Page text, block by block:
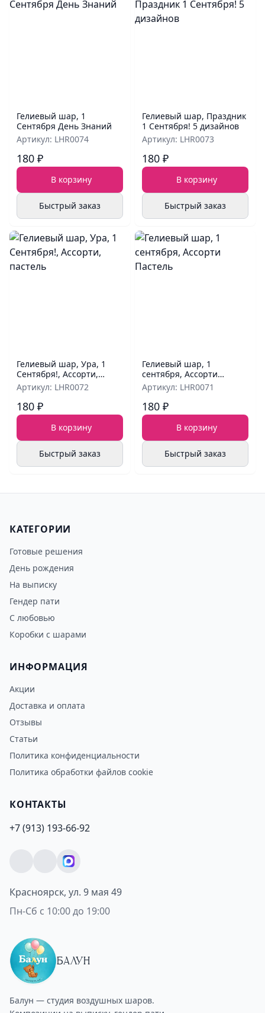
Гелиевый шар, 1
Сентября День Знаний
Артикул: LHR0074
180 ₽
В корзину
Быстрый заказ
Гелиевый шар, Праздник
1 Сентября! 5 дизайнов
Артикул: LHR0073
180 ₽
В корзину
Быстрый заказ
Гелиевый шар, Ура, 1
Сентября!, Ассорти,
пастель
Артикул: LHR0072
180 ₽
В корзину
Быстрый заказ
Гелиевый шар, 1
сентября, Ассорти
Пастель
Артикул: LHR0071
180 ₽
В корзину
Быстрый заказ
КАТЕГОРИИ
Готовые решения
День рождения
На выписку
Гендер пати
С любовью
Коробки с шарами
ИНФОРМАЦИЯ
Акции
Доставка и оплата
Отзывы
Статьи
Политика конфиденциальности
Политика обработки файлов cookie
КОНТАКТЫ
+7 (913) 193-66-92
Красноярск, ул. 9 мая 49
Пн-Сб с 10:00 до 19:00
БАЛУН
Балун — студия воздушных шаров.